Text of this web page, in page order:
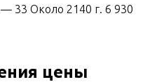
Около 2140 г. 6 930
цены